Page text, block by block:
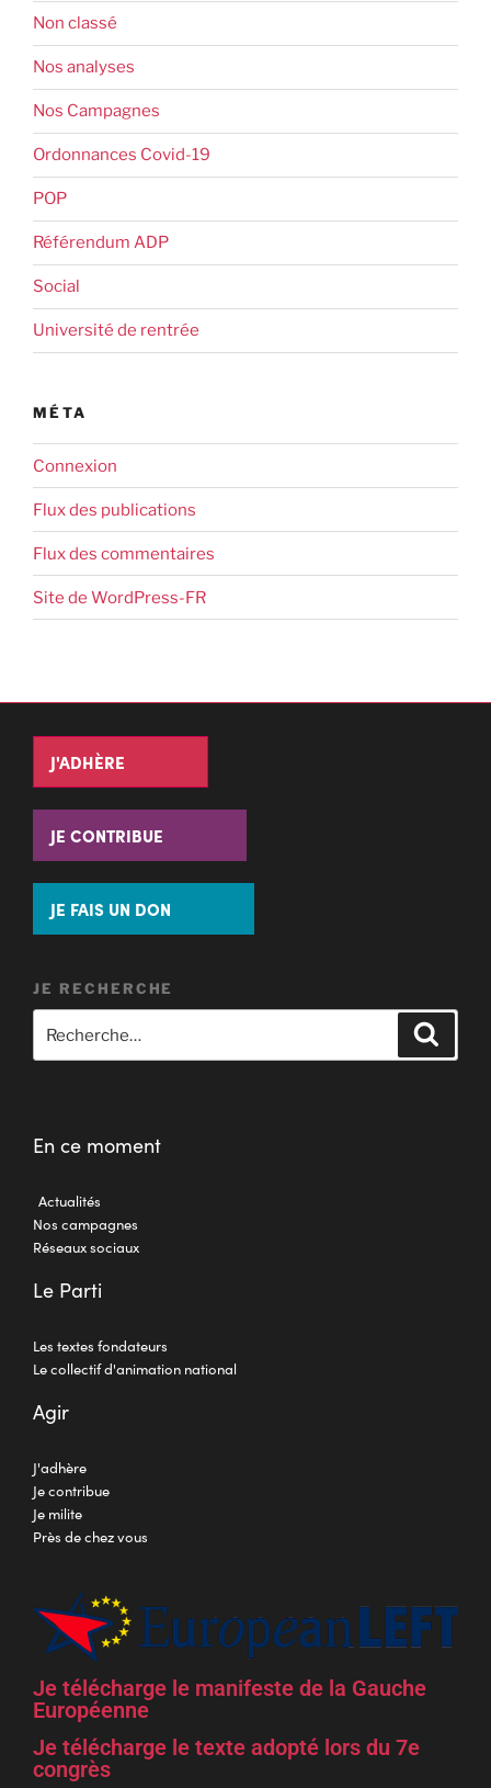
Non classé
Nos analyses
Nos Campagnes
Ordonnances Covid-19
POP
Référendum ADP
Social
Université de rentrée
MÉTA
Connexion
Flux des publications
Flux des commentaires
Site de WordPress-FR
J'ADHÈRE
JE CONTRIBUE
JE FAIS UN DON
JE RECHERCHE
En ce moment
Actualités
Nos campagnes
Réseaux sociaux
Le Parti
Les textes fondateurs
Le collectif d'animation national
Agir
J'adhère
Je contribue
Je milite
Près de chez vous
Je télécharge le manifeste de la Gauche
Européenne
Je télécharge le texte adopté lors du 7e
congrès